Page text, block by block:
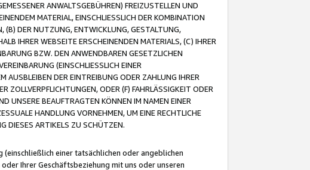
ANWALTSGEBÜHREN) FREIZUSTELLEN UND
MATERIAL, EINSCHLIESSLICH DER KOMBINATION
(B) DER NUTZUNG, ENTWICKLUNG, GESTALTUNG,
IHRER WEBSEITE ERSCHEINENDEN MATERIALS, (C) IHRER
BZW. DEN ANWENDBAREN GESETZLICHEN
(EINSCHLIESSLICH EINER
AUSBLEIBEN DER EINTREIBUNG ODER ZAHLUNG IHRER
ZOLLVERPFLICHTUNGEN, ODER (F) FAHRLÄSSIGKEIT ODER
UNSERE BEAUFTRAGTEN KÖNNEN IM NAMEN EINER
HANDLUNG VORNEHMEN, UM EINE RECHTLICHE
DIESES ARTIKELS ZU SCHÜTZEN.
einer tatsächlichen oder angeblichen
Ihrer Geschäftsbeziehung mit uns oder unseren